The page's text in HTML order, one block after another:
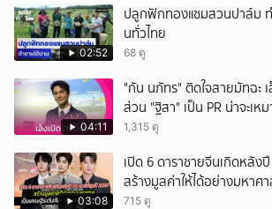
02:52
ปลูกฟักทองแซมสวนปาล์ม ท
นทั่วไทย
68 ดู
04:11
"กัน นภัทร" ติดใจสายมัทฉะ
ส่วน "ฐิสา" เป็น PR น่าจะเหม
1,315 ดู
03:08
เปิด 6 ดาราชายจีนเกิดหลั
สร้างมูลค่าให้ได้อย่างมหาศ
715 ดู